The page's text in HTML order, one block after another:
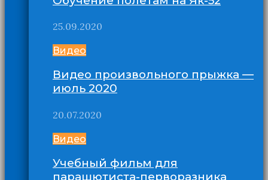
25.09.2020
Видео
Видео произвольного прыжка —
июль 2020
20.07.2020
Видео
Учебный фильм для
парашютиста-перворазника